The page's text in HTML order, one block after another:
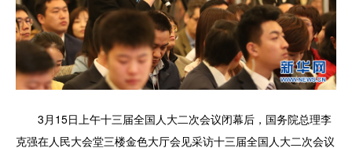
3月15日上午十三届全国人大二次会议闭幕后，国务院总理李
克强在人民大会堂三楼金色大厅会见采访十三届全国人大二次会议